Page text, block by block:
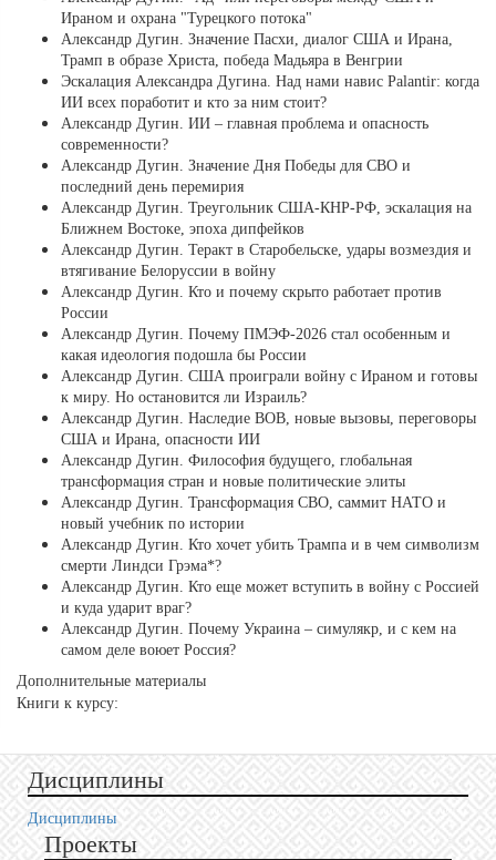
Ираном и охрана "Турецкого потока"
Александр Дугин. Значение Пасхи, диалог США и Ирана,
Трамп в образе Христа, победа Мадьяра в Венгрии
Эскалация Александра Дугина. Над нами навис Palantir: когда
ИИ всех поработит и кто за ним стоит?
Александр Дугин. ИИ – главная проблема и опасность
современности?
Александр Дугин. Значение Дня Победы для СВО и
последний день перемирия
Александр Дугин. Треугольник США-КНР-РФ, эскалация на
Ближнем Востоке, эпоха дипфейков
Александр Дугин. Теракт в Старобельске, удары возмездия и
втягивание Белоруссии в войну
Александр Дугин. Кто и почему скрыто работает против
России
Александр Дугин. Почему ПМЭФ-2026 стал особенным и
какая идеология подошла бы России
Александр Дугин. США проиграли войну с Ираном и готовы
к миру. Но остановится ли Израиль?
Александр Дугин. Наследие ВОВ, новые вызовы, переговоры
США и Ирана, опасности ИИ
Александр Дугин. Философия будущего, глобальная
трансформация стран и новые политические элиты
Александр Дугин. Трансформация СВО, саммит НАТО и
новый учебник по истории
Александр Дугин. Кто хочет убить Трампа и в чем символизм
смерти Линдси Грэма*?
Александр Дугин. Кто еще может вступить в войну с Россией
и куда ударит враг?
Александр Дугин. Почему Украина – симулякр, и с кем на
самом деле воюет Россия?
Дополнительные материалы
Книги к курсу:
Дисциплины
Дисциплины
Проекты